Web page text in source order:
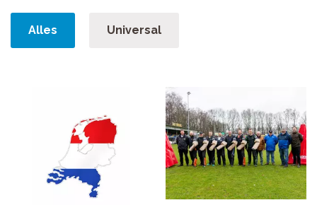
Alles Universal